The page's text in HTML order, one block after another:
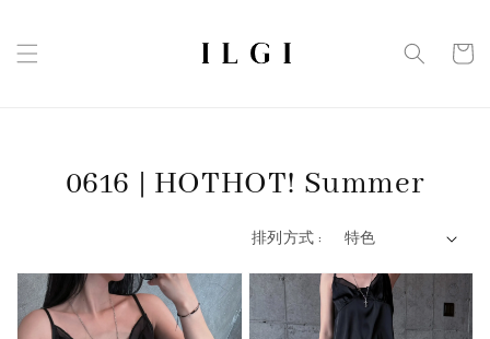
0616 | HOTHOT! Summer
排列方式 :